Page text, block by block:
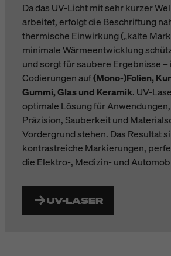
Da das UV-Licht mit sehr kurzer
arbeitet, erfolgt die Beschriftung
thermische Einwirkung („kalte
minimale Wärmeentwicklung
und sorgt für saubere Ergebnisse –
Codierungen auf(Mono-)Folien,
Gummi, Glas und Keramik. UV-
optimale Lösung für
Präzision, Sauberkeit und
Vordergrund stehen. Das Resultat
kontrastreiche Markierungen,
die Elektro-, Medizin- und
UV-LASER